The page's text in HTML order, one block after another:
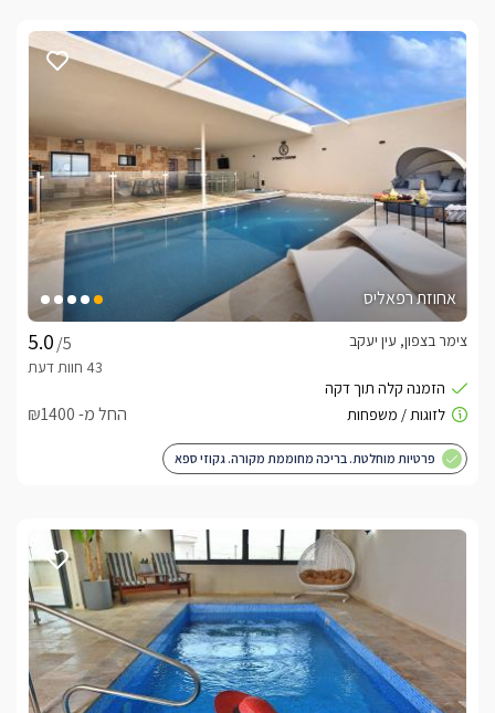
אחוזת רפאליס
/5
צימר בצפון, עין יעקב
החל מ- ₪1400
פרטיות מוחלטת. בריכה מחוממת מקורה. גקוזי ספא